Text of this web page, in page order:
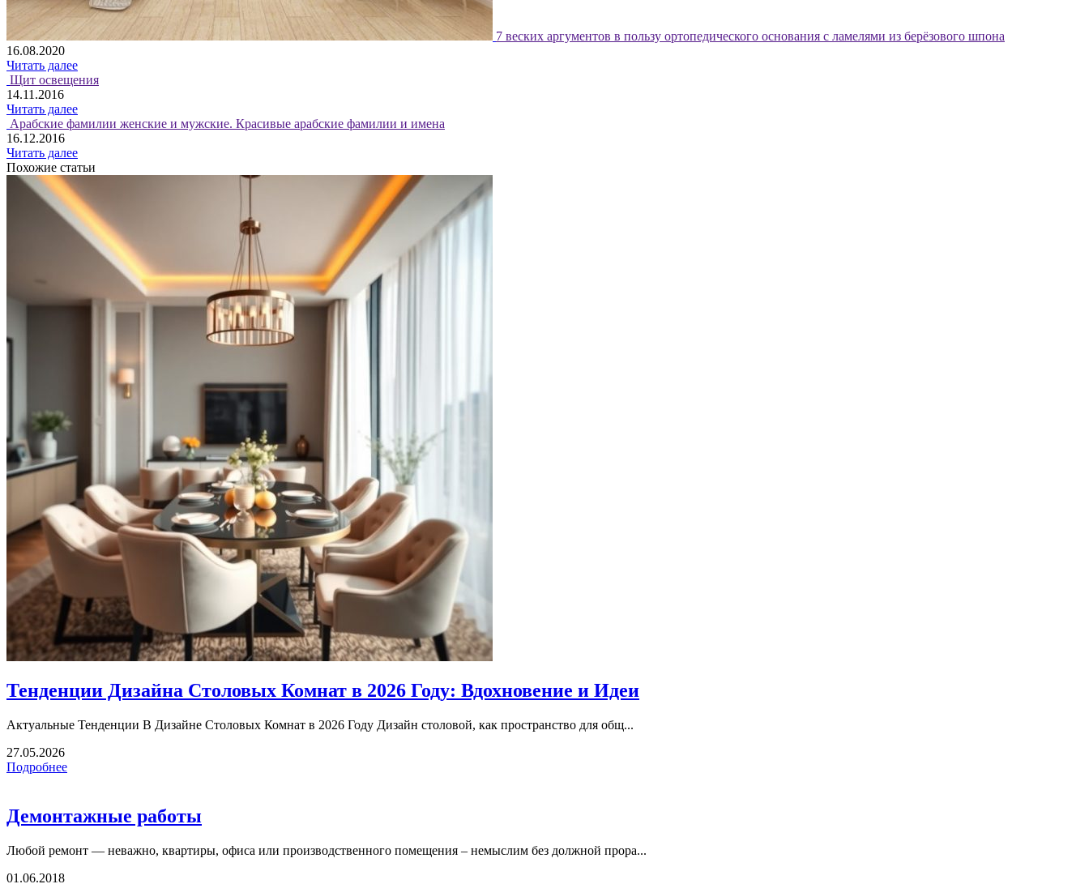
7 веских аргументов в пользу ортопедического основания с ламелями из берёзового шпона
16.08.2020
Читать далее
Щит освещения
14.11.2016
Читать далее
Арабские фамилии женские и мужские. Красивые арабские фамилии и имена
16.12.2016
Читать далее
Похожие статьи
Тенденции Дизайна Столовых Комнат в 2026 Году: Вдохновение и Идеи
Актуальные Тенденции В Дизайне Столовых Комнат в 2026 Году Дизайн столовой, как пространство для общ...
27.05.2026
Подробнее
Демонтажные работы
Любой ремонт — неважно, квартиры, офиса или производственного помещения – немыслим без должной прора...
01.06.2018